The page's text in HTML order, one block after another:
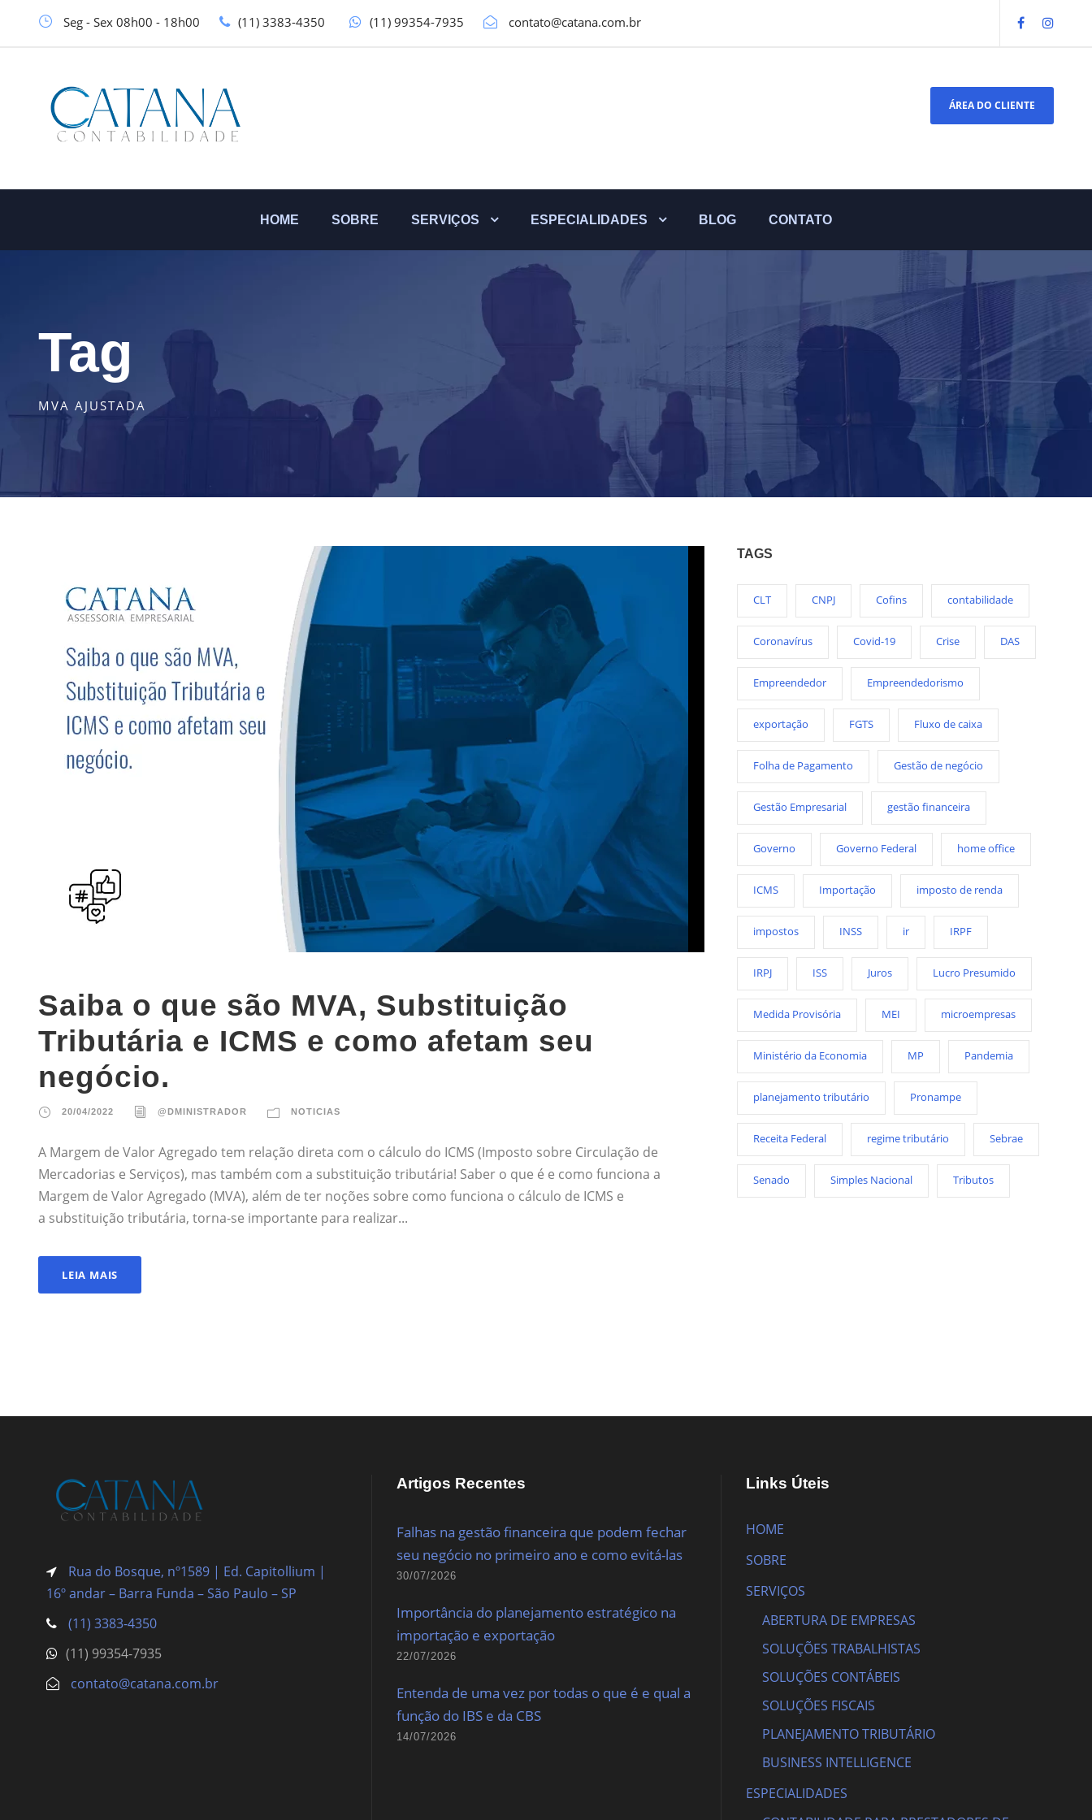
Seg - Sex 08h00 - 18h00 (11) 3383-4350 (11) 99354-7935 contato@catana.com.br
ÁREA DO CLIENTE
HOME SOBRE SERVIÇOS ESPECIALIDADES BLOG CONTATO
Tag
MVA AJUSTADA
Saiba o que são MVA, Substituição
Tributária e ICMS e como afetam seu
negócio.
20/04/2022 @DMINISTRADOR NOTICIAS
A Margem de Valor Agregado tem relação direta com o cálculo do ICMS (Imposto sobre Circulação de
Mercadorias e Serviços), mas também com a substituição tributária! Saber o que é e como funciona a
Margem de Valor Agregado (MVA), além de ter noções sobre como funciona o cálculo de ICMS e
a substituição tributária, torna-se importante para realizar...
LEIA MAIS
TAGS
CLT CNPJ Cofins contabilidade
Coronavírus Covid-19 Crise DAS
Empreendedor Empreendedorismo
exportação FGTS Fluxo de caixa
Folha de Pagamento Gestão de negócio
Gestão Empresarial gestão financeira
Governo Governo Federal home office
ICMS Importação imposto de renda
impostos INSS ir IRPF
IRPJ ISS Juros Lucro Presumido
Medida Provisória MEI microempresas
Ministério da Economia MP Pandemia
planejamento tributário Pronampe
Receita Federal regime tributário Sebrae
Senado Simples Nacional Tributos
Rua do Bosque, nº1589 | Ed. Capitollium |
16º andar – Barra Funda – São Paulo – SP
(11) 3383-4350
(11) 99354-7935
contato@catana.com.br
Artigos Recentes
Falhas na gestão financeira que podem fechar
seu negócio no primeiro ano e como evitá-las
30/07/2026
Importância do planejamento estratégico na
importação e exportação
22/07/2026
Entenda de uma vez por todas o que é e qual a
função do IBS e da CBS
14/07/2026
Links Úteis
HOME
SOBRE
SERVIÇOS
ABERTURA DE EMPRESAS
SOLUÇÕES TRABALHISTAS
SOLUÇÕES CONTÁBEIS
SOLUÇÕES FISCAIS
PLANEJAMENTO TRIBUTÁRIO
BUSINESS INTELLIGENCE
ESPECIALIDADES